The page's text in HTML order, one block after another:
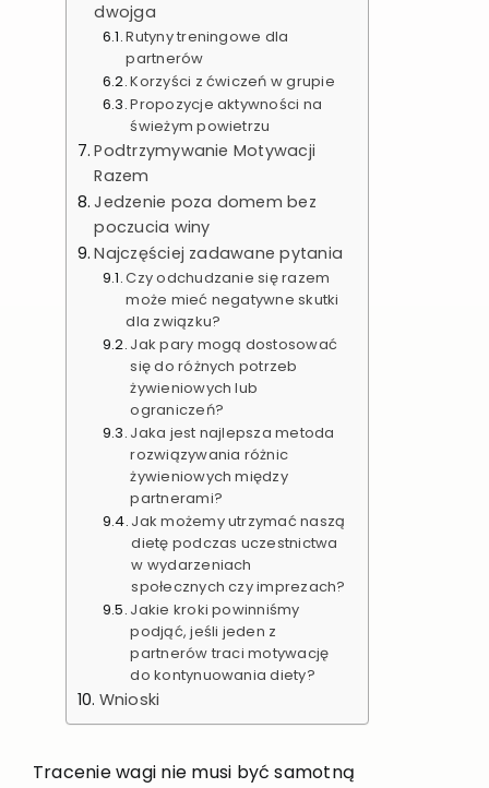
dwojga
Rutyny treningowe dla
partnerów
Korzyści z ćwiczeń w grupie
Propozycje aktywności na
świeżym powietrzu
Podtrzymywanie Motywacji
Razem
Jedzenie poza domem bez
poczucia winy
Najczęściej zadawane pytania
Czy odchudzanie się razem
może mieć negatywne skutki
dla związku?
Jak pary mogą dostosować
się do różnych potrzeb
żywieniowych lub
ograniczeń?
Jaka jest najlepsza metoda
rozwiązywania różnic
żywieniowych między
partnerami?
Jak możemy utrzymać naszą
dietę podczas uczestnictwa
w wydarzeniach
społecznych czy imprezach?
Jakie kroki powinniśmy
podjąć, jeśli jeden z
partnerów traci motywację
do kontynuowania diety?
Wnioski
Tracenie wagi nie musi być samotną